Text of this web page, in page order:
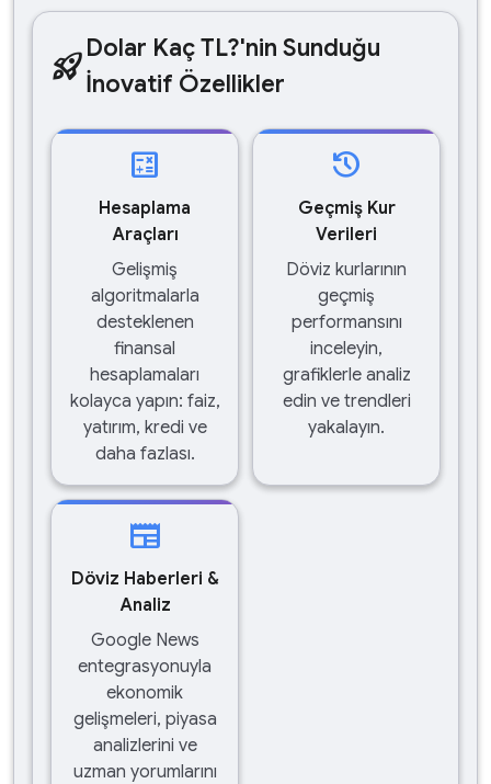
rocket_launchDolar Kaç TL?'nin Sunduğu
İnovatif Özellikler
calculate
Hesaplama
Araçları
Gelişmiş
algoritmalarla
desteklenen
finansal
hesaplamaları
kolayca yapın: faiz,
yatırım, kredi ve
daha fazlası.
history
Geçmiş Kur
Verileri
Döviz kurlarının
geçmiş
performansını
inceleyin,
grafiklerle analiz
edin ve trendleri
yakalayın.
newspaper
Döviz Haberleri &
Analiz
Google News
entegrasyonuyla
ekonomik
gelişmeleri, piyasa
analizlerini ve
uzman yorumlarını